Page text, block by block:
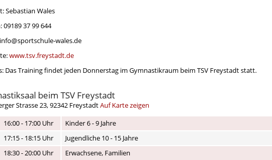
Sebastian Wales
09189 37 99 644
wales.de
www.tsv.freystadt.de
Das Training findet jeden Donnerstag im Gymnastikraum beim TSV Freystadt statt.
beim TSV Freystadt
Strasse 23, 92342 FreystadtAuf Karte zeigen
16:00 - 17:00 Uhr
Kinder 6 - 9 Jahre
17:15 - 18:15 Uhr
Jugendliche 10 - 15 Jahre
18:30 - 20:00 Uhr
Erwachsene, Familien